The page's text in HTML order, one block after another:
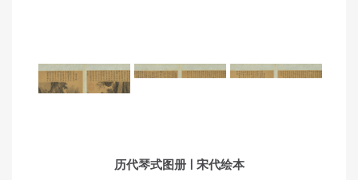
历代琴式图册 | 宋代绘本